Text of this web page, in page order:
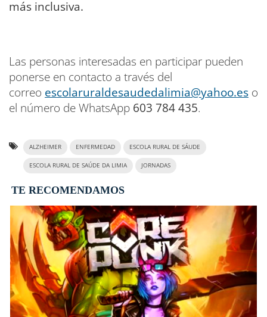
más inclusiva.
Las personas interesadas en participar pueden
ponerse en contacto a través del
correo escolaruraldesaudedalimia@yahoo.es o
el número de WhatsApp 603 784 435.
ALZHEIMER ENFERMEDAD ESCOLA RURAL DE SÁUDE
ESCOLA RURAL DE SAÚDE DA LIMIA JORNADAS
TE RECOMENDAMOS